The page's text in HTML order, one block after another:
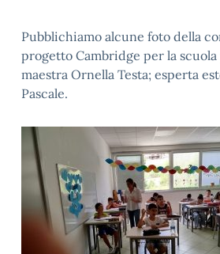
Pubblichiamo alcune foto della
progetto Cambridge per la
maestra Ornella Testa; esperta
Pascale.